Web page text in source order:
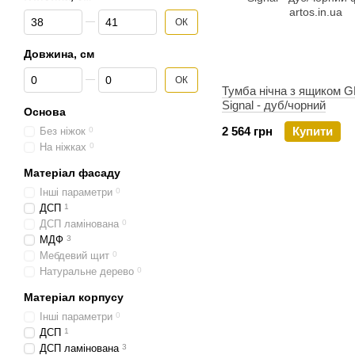
Тумба нічна з ящиком
Signal - дуб/чорний
2 564 грн
Купити
Від Глибина, см
До Глибина, см ОК
Довжина, см
Від Довжина, см
До Довжина, см ОК
Основа
Без ніжок 0
На ніжках 0
Матеріал фасаду
Інші параметри 0
ДСП 1
ДСП ламінована 0
МДФ 3
Мебдевий щит 0
Натуральне дерево 0
Матеріал корпусу
Інші параметри 0
ДСП 1
ДСП ламінована 3